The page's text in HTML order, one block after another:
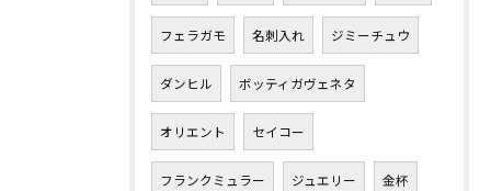
フェラガモ 名刺入れ ジミーチュウ
ダンヒル ボッティガヴェネタ
オリエント セイコー
フランクミュラー ジュエリー 金杯